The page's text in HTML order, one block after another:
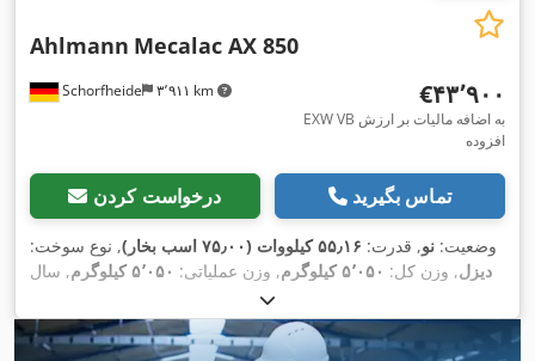
Schorfheide ۳٬۹۱۱ km
Ahlmann Mecalac AX 850
‎€۴۳٬۹۰۰
EXW VB به اضافه مالیات بر ارزش
افزوده
درخواست کردن تماس بگیرید
وضعیت: نو, قدرت: ۵۵٫۱۶ کیلووات (۷۵٫۰۰ اسب بخار)
, نوع سوخت:
دیزل, وزن کل: ۵٬۰۵۰ کیلوگرم , وزن عملیاتی: ۵٬۰۵۰ کیلوگرم
, سال
۱ h
685239865, تجهیزات:بازرسی ایمنی UVV, بیل 4 در 1, بیل
استاندارد, چنگال پالت, چهار چرخ محرک, کابین,